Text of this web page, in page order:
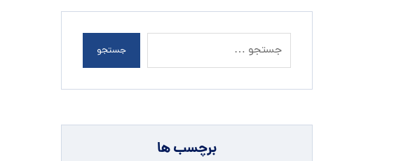
جستجو
برچسب ها